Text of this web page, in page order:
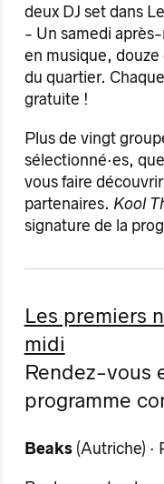
deux DJ set dans
- Un samedi
en musique, douze
du quartier.
gratuite !
Plus de vingt
sélectionné·es,
vous faire
partenaires. Kool
signature de la
Les premiers
midi
Rendez-vous
programme
Beaks(Autriche) ·